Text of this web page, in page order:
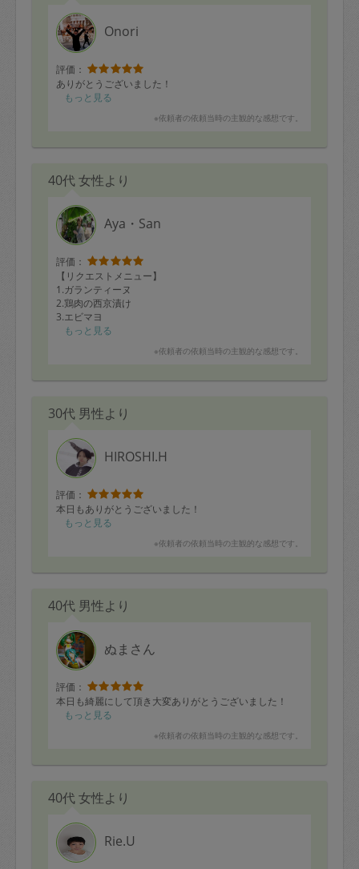
Onori
評価：
ありがとうございました！
もっと見る
※依頼者の依頼当時の主観的な感想です。
40代 女性より
Aya・San
評価：
【リクエストメニュー】
1.ガランティーヌ
2.鶏肉の西京漬け
3.エビマヨ
4.鶏肉団子汁の仕込み
8.ホワイトソース
やっぱり中華おこわは1日でなくなりました笑
初めて食べるガランティーヌも楽しみです。
いつもありがとうございます。
また次回もよろしくお願いします！
もっと見る
※依頼者の依頼当時の主観的な感想です。
30代 男性より
HIROSHI.H
評価：
本日もありがとうございました！
もっと見る
※依頼者の依頼当時の主観的な感想です。
40代 男性より
ぬまさん
評価：
本日も綺麗にして頂き大変ありがとうございました！
もっと見る
※依頼者の依頼当時の主観的な感想です。
40代 女性より
Rie.U